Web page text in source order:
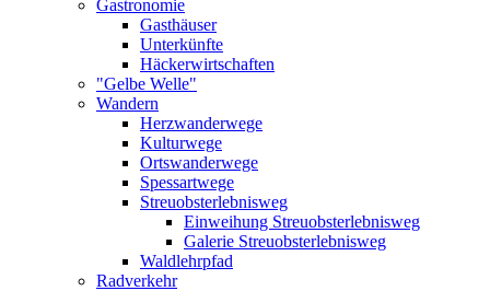
Gastronomie
Gasthäuser
Unterkünfte
Häckerwirtschaften
"Gelbe Welle"
Wandern
Herzwanderwege
Kulturwege
Ortswanderwege
Spessartwege
Streuobsterlebnisweg
Einweihung Streuobsterlebnisweg
Galerie Streuobsterlebnisweg
Waldlehrpfad
Radverkehr